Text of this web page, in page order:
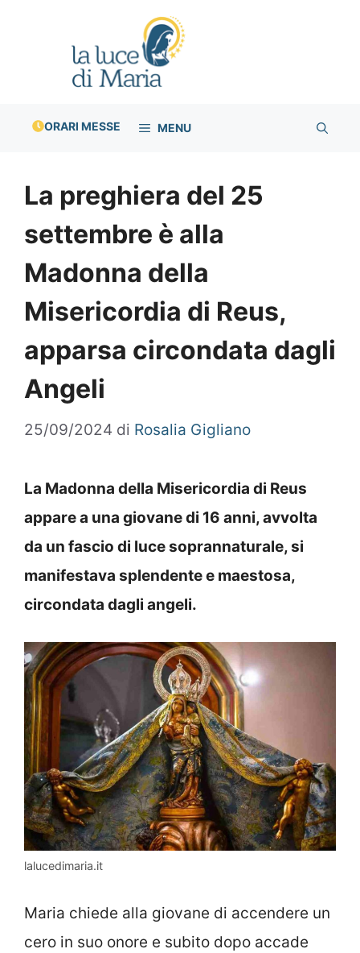
ORARI MESSE MENU
La preghiera del 25
settembre è alla
Madonna della
Misericordia di Reus,
apparsa circondata dagli
Angeli
25/09/2024 di Rosalia Gigliano
La Madonna della Misericordia di Reus
appare a una giovane di 16 anni, avvolta
da un fascio di luce soprannaturale, si
manifestava splendente e maestosa,
circondata dagli angeli.
lalucedimaria.it
Maria chiede alla giovane di accendere un
cero in suo onore e subito dopo accade